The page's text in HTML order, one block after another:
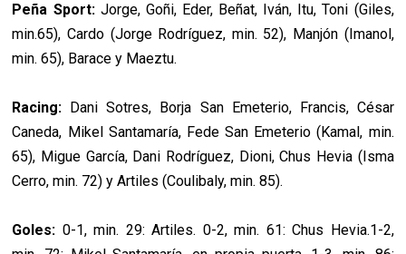
Peña Sport:Jorge, Goñi, Eder, Beñat, Iván, Itu, Toni (Giles,
min.65), Cardo (Jorge Rodríguez, min. 52), Manjón (Imanol,
min. 65), Barace y Maeztu.
Racing: Dani Sotres, Borja San Emeterio, Francis, César
Caneda, Mikel Santamaría, Fede San Emeterio (Kamal, min.
65), Migue García, Dani Rodríguez, Dioni, Chus Hevia (Isma
Cerro, min. 72) y Artiles (Coulibaly, min. 85).
Goles: 0-1, min. 29: Artiles. 0-2, min. 61: Chus Hevia.1-2,